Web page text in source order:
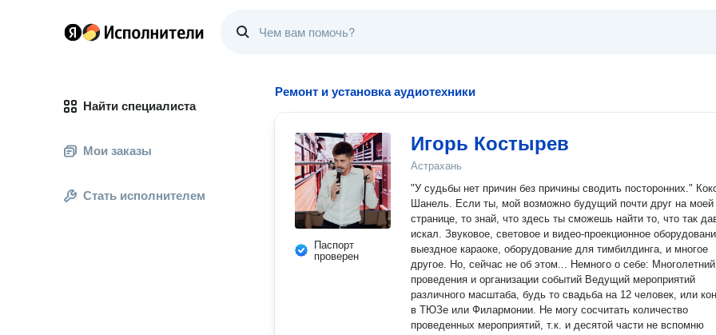
Найти специалиста
Мои заказы
Стать исполнителем
Ремонт и установка аудиотехники
Паспорт
проверен
Игорь Костырев
Астрахань
"У судьбы нет причин без причины сводить посторонних."
Шанель. Если ты, мой возможно будущий почти друг на моей
странице, то знай, что здесь ты сможешь найти то, что так
искал. Звуковое, световое и видео-проекционное
выездное караоке, оборудование для тимбилдинга, и многое
другое. Но, сейчас не об этом... Немного о себе:
проведения и организации событий Ведущий мероприятий
различного масштаба, будь то свадьба на 12 человек, или
в ТЮЗе или Филармонии. Не могу сосчитать количество
проведенных мероприятий, т.к. и десятой части не вспомню